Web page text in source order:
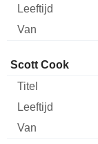
Bestuurder
Scott Cook